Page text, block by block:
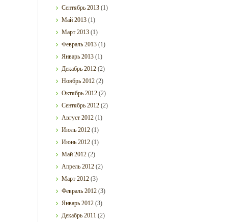
Сентябрь2013 (1)
Май2013 (1)
Март2013 (1)
Февраль2013 (1)
Январь2013 (1)
Декабрь2012 (2)
Ноябрь2012 (2)
Октябрь2012 (2)
Сентябрь2012 (2)
Август2012 (1)
Июль2012 (1)
Июнь2012 (1)
Май2012 (2)
Апрель2012 (2)
Март2012 (3)
Февраль2012 (3)
Январь2012 (3)
Декабрь2011 (2)